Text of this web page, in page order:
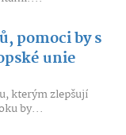
pomoci by s
unie
kterým zlepšují
by...